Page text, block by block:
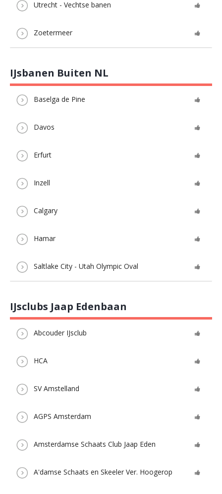
Utrecht - Vechtse banen
Zoetermeer
IJsbanen Buiten NL
Baselga de Pine
Davos
Erfurt
Inzell
Calgary
Hamar
Saltlake City - Utah Olympic Oval
IJsclubs Jaap Edenbaan
Abcouder IJsclub
HCA
SV Amstelland
AGPS Amsterdam
Amsterdamse Schaats Club Jaap Eden
A'damse Schaats en Skeeler Ver. Hoogerop